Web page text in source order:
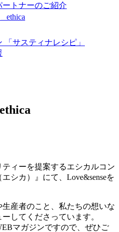
トナーのご紹介
サスティナレシピ」
ethica
ィーを提案するエシカルコン
シカ）』にて、Love&senseを
産者のこと、私たちの想いな
してくださっています。
マガジンですので、ぜひご